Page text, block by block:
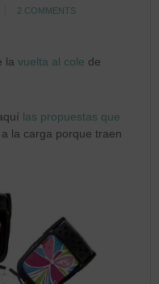
2 COMMENTS
lavuelta al cole de
las propuestas que
a la carga porque traen